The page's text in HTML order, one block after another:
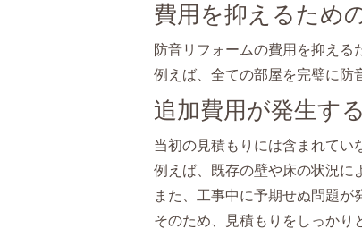
費用を抑えるため
防音リフォームの費用を抑える
例えば、全ての部屋を完璧に防
追加費用が発生す
当初の見積もりには含まれてい
例えば、既存の壁や床の状況に
また、工事中に予期せぬ問題が
そのため、見積もりをしっかり